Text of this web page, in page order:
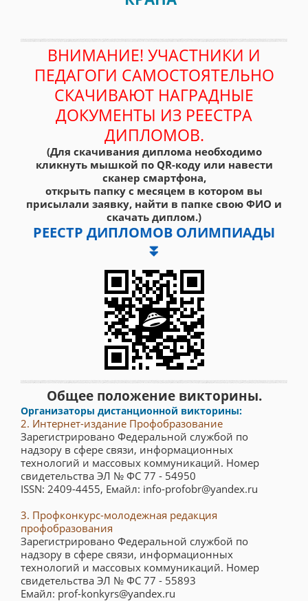
ВНИМАНИЕ! УЧАСТНИКИ И
ПЕДАГОГИ САМОСТОЯТЕЛЬНО
СКАЧИВАЮТ НАГРАДНЫЕ
ДОКУМЕНТЫ ИЗ РЕЕСТРА
ДИПЛОМОВ.
(Для скачивания диплома необходимо
кликнуть мышкой по QR-коду или навести
сканер смартфона,
открыть папку с месяцем в котором вы
присылали заявку, найти в папке свою ФИО и
скачать диплом.)
РЕЕСТР ДИПЛОМОВ ОЛИМПИАДЫ
⏬
Общее положение викторины.
Организаторы дистанционной викторины:
2. Интернет-издание Профобразование
Зарегистрировано Федеральной службой по
надзору в сфере связи, информационных
технологий и массовых коммуникаций. Номер
свидетельства ЭЛ № ФС 77 - 54950
ISSN: 2409-4455, Емайл: info-profobr@yandex.ru
3. Профконкурс-молодежная редакция
профобразования
Зарегистрировано Федеральной службой по
надзору в сфере связи, информационных
технологий и массовых коммуникаций. Номер
свидетельства ЭЛ № ФС 77 - 55893
Емайл: prof-konkyrs@yandex.ru